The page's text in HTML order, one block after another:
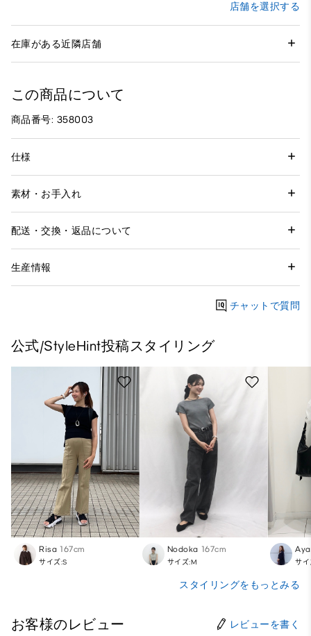
店舗を選択する
在庫がある近隣店舗
この商品について
商品番号: 358003
仕様
素材・お手入れ
配送・交換・返品について
生産情報
チャットで質問
公式/StyleHint投稿スタイリング
Risa 167cm
サイズ:S
Nodoka 167cm
サイズ:M サ
スタイリングをもっとみる
お客様のレビュー レビューを書く